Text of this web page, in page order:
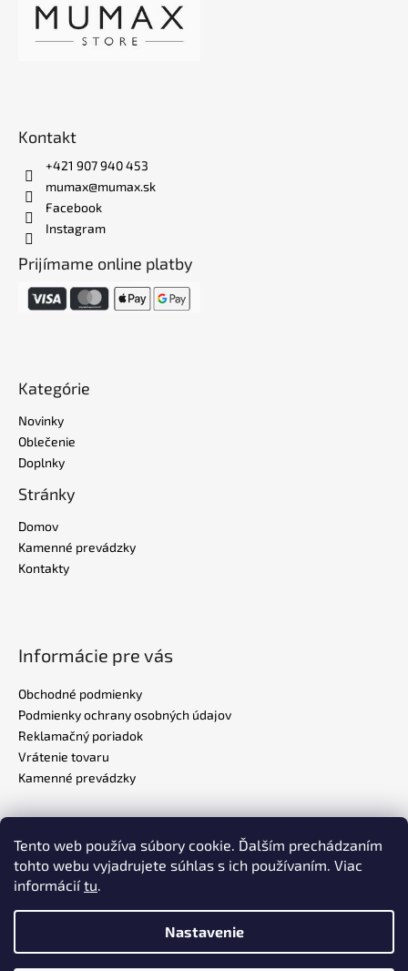
Tento web používa súbory cookie. Ďalším prechádzaním
tohto webu vyjadrujete súhlas s ich používaním. Viac
informáciítu.
Nastavenie
Kontakt
+421 907 940 453
mumax@mumax.sk
Facebook
Instagram
Prijímame online platby
Kategórie
Novinky
Oblečenie
Doplnky
Stránky
Domov
Kamenné prevádzky
Kontakty
Informácie pre vás
Obchodné podmienky
Podmienky ochrany osobných údajov
Reklamačný poriadok
Vrátenie tovaru
Kamenné prevádzky
Realizovalo štúdioADATELIER